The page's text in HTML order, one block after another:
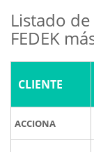
Listado
FEDEK
CLIENTE
ACCIONA